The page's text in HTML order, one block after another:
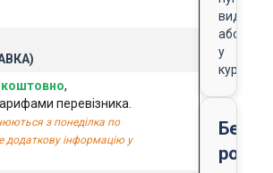
,
перевізника.
з понеділка по
інформацію у
видачі
або
у
кур'єра